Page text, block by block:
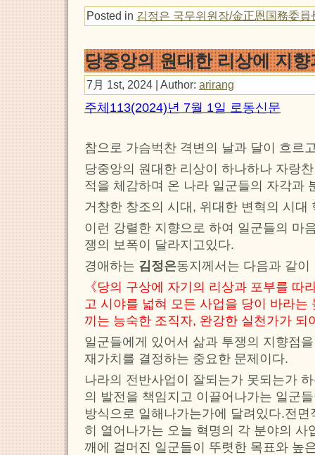
Posted in 김정은 국무위원장/金正恩国務委員
당중앙의 원대한 리상에 지
7月 1st, 2024 | Author: arirang
주체113(2024)년 7월 1일 로동신문
참으로 가슴벅찬 격변의 날과 달이 흐르
당중앙의 원대한 리상이 하나하나 자랑
적을 체감하며 온 나라 일군들의 자각과
거창한 창조의 시대, 위대한 변혁의 시대
이런 강렬한 지향으로 하여 일군들의 마
쟁의 보폭이 달라지고있다.
경애하는 김정은동지께서는 다음과 같이
《당의 구상에 자기의 리상과 포부를 따
고 시야를 넓혀 모든 사업을 당이 바라는
끼는 능숙한 조직자, 완강한 실천가가 되
일군들에게 있어서 삶과 투쟁의 지향점
재가치를 결정하는 중요한 문제이다.
나라의 전반사업이 잘되는가 못되는가
의 발전을 책임지고 이끌어나가는 일군
방식으로 일해나가는가에 달려있다.전
히 열어나가는 오늘 혁명의 각 분야의 사
깨에 걸머진 일군들이 뚜렷한 목표와 높